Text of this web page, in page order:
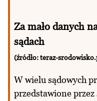
Za mało danych
sądach
(źródło: teraz-
W wielu sądowych
przedstawione